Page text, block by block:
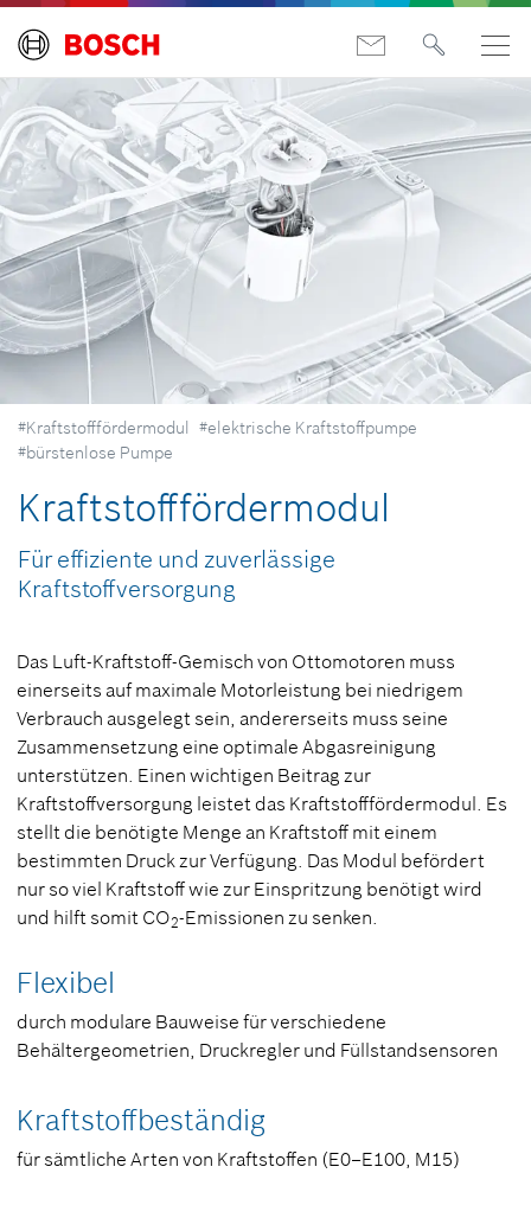
#Kraftstofffördermodul #elektrische Kraftstoffpumpe
#bürstenlose Pumpe
Kraftstofffördermodul
Für effiziente und zuverlässige
Kraftstoffversorgung
Das Luft-Kraftstoff-Gemisch von Ottomotoren muss
einerseits auf maximale Motorleistung bei niedrigem
Verbrauch ausgelegt sein, andererseits muss seine
Zusammensetzung eine optimale Abgasreinigung
unterstützen. Einen wichtigen Beitrag zur
Kraftstoffversorgung leistet das Kraftstofffördermodul. Es
stellt die benötigte Menge an Kraftstoff mit einem
bestimmten Druck zur Verfügung. Das Modul befördert
nur so viel Kraftstoff wie zur Einspritzung benötigt wird
und hilft somit CO2-Emissionen zu senken.
Flexibel
durch modulare Bauweise für verschiedene
Behältergeometrien, Druckregler und Füllstandsensoren
Kraftstoffbeständig
für sämtliche Arten von Kraftstoffen (E0–E100, M15)